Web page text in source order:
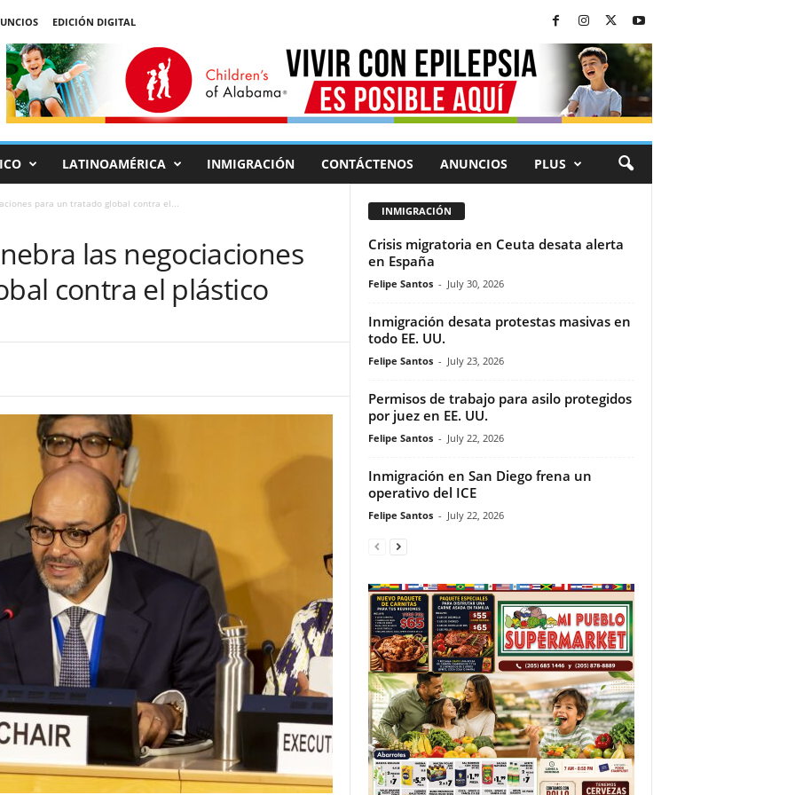
EDICIÓN DIGITAL
LATINOAMÉRICA INMIGRACIÓN CONTÁCTENOS ANUNCIOS PLUS
para un tratado global contra el...
las negociaciones
contra el plástico
INMIGRACIÓN
Crisis migratoria en Ceuta desata alerta
en España
Felipe Santos - July 30, 2026
Inmigración desata protestas masivas en
todo EE. UU.
Felipe Santos - July 23, 2026
Permisos de trabajo para asilo protegidos
por juez en EE. UU.
Felipe Santos - July 22, 2026
Inmigración en San Diego frena un
operativo del ICE
Felipe Santos - July 22, 2026